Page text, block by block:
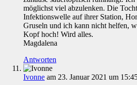
möglichst viel abzulenken. Die
Infektionswelle auf ihrer Station,
Gruseln und ich kann nicht helfen,
Kopf hoch! Wird alles.
Magdalena
Antworten
Ivonne am 23. Januar 2021 um